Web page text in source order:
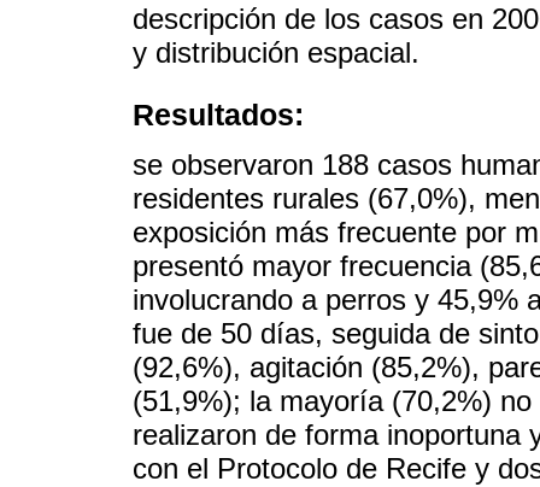
descripción de los casos en
y distribución espacial.
Resultados:
se observaron 188 casos
residentes rurales (67,0%),
exposición más frecuente por
presentó mayor frecuencia
involucrando a perros y 45,9%
fue de 50 días, seguida de
(92,6%), agitación (85,2%),
(51,9%); la mayoría (70,2%)
realizaron de forma inoportuna
con el Protocolo de Recife y